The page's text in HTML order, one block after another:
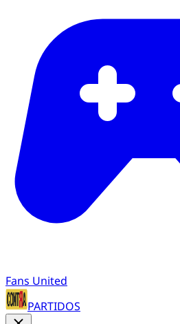
Fans United
PARTIDOS